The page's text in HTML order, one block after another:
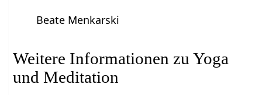
Beate Menkarski
Weitere Informationen zu Yoga
und Meditation